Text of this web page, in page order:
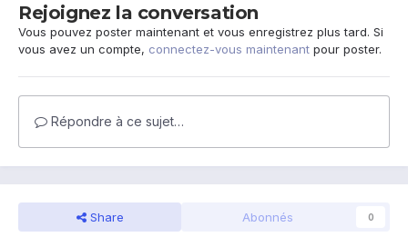
Rejoignez la conversation
Vous pouvez poster maintenant et vous enregistrez plus tard. Si
vous avez un compte, connectez-vous maintenant pour poster.
Répondre à ce sujet…
Share Abonnés 0